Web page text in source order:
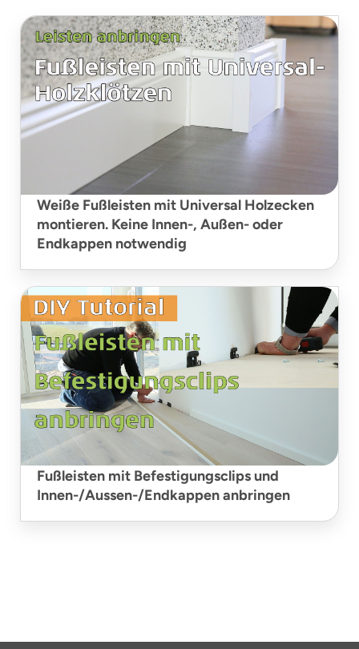
Weiße Fußleisten mit Universal Holzecken
montieren. Keine Innen-, Außen- oder
Endkappen notwendig
Fußleisten mit Befestigungsclips und
Innen-/Aussen-/Endkappen anbringen